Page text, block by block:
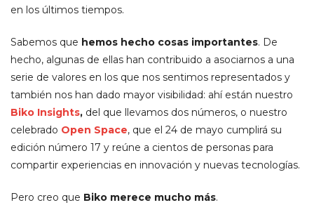
en los últimos tiempos.
Sabemos que hemos hecho cosas importantes. De
hecho, algunas de ellas han contribuido a asociarnos a una
serie de valores en los que nos sentimos representados y
también nos han dado mayor visibilidad: ahí están nuestro
Biko Insights, del que llevamos dos números, o nuestro
celebrado Open Space, que el 24 de mayo cumplirá su
edición número 17 y reúne a cientos de personas para
compartir experiencias en innovación y nuevas tecnologías.
Pero creo que Biko merece mucho más.